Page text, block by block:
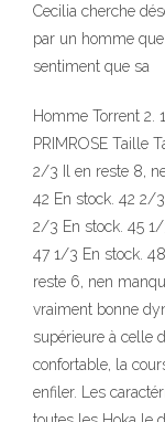
Cecilia cherche
par un homme
sentiment que sa
Homme Torrent 2.
PRIMROSE Taille
2/3 Il en reste 8,
42 En stock. 42 2/
2/3 En stock. 45
47 1/3 En stock.
reste 6, nen
vraiment bonne
supérieure à celle
confortable, la
enfiler. Les